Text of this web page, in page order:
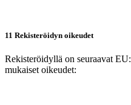
11 Rekisteröidyn oikeudet
Rekisteröidyllä on seuraavat
mukaiset oikeudet: